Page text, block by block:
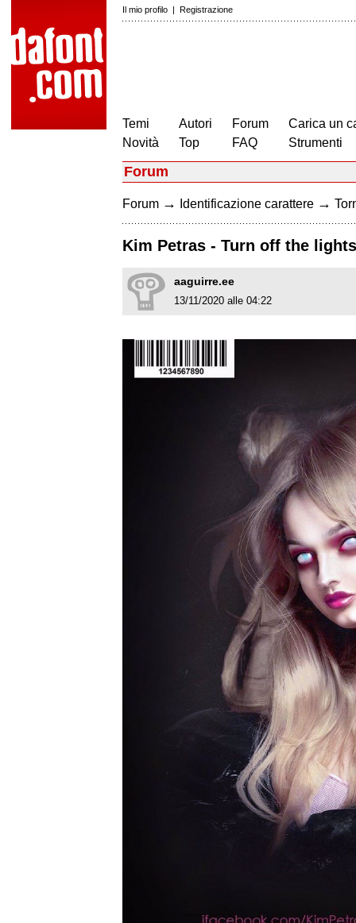
Il mio profilo | Registrazione
Temi
Novità
Autori
Top
Forum
FAQ
Carica un
Strumenti
Forum
Forum → Identificazione carattere →
Kim Petras - Turn off the
aaguirre.ee
13/11/2020 alle 04:22